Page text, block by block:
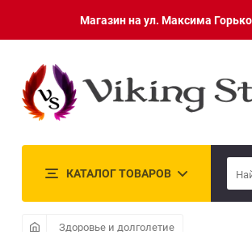
Магазин на ул. Максима
КАТАЛОГ ТОВАРОВ
Здоровье и долголетие